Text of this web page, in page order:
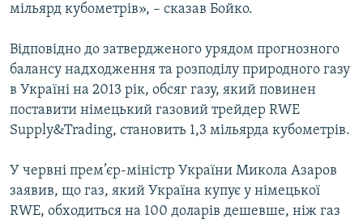
мільярд кубометрів», – сказав Бойко.
Відповідно до затвердженого урядом прогнозного
балансу надходження та розподілу природного газу
в Україні на 2013 рік, обсяг газу, який повинен
поставити німецький газовий трейдер RWE
Supply&Trading, становить 1,3 мільярда кубометрів.
У червні прем’єр-міністр України Микола Азаров
заявив, що газ, який Україна купує у німецької
RWE, обходиться на 100 доларів дешевше, ніж газ